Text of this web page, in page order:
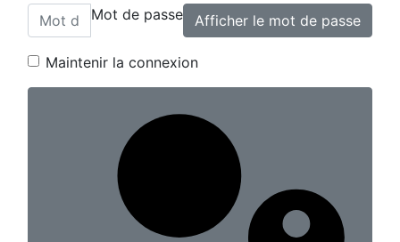
Mot de passe Afficher le mot de passe
Maintenir la connexion